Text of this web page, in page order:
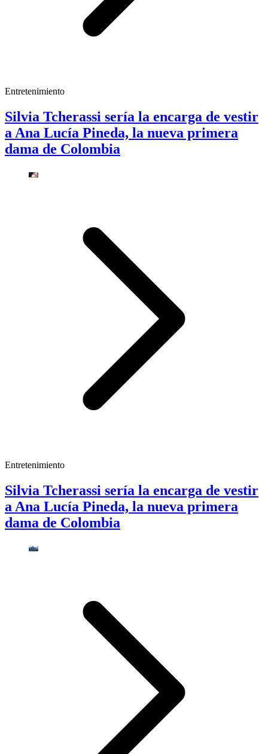
Entretenimiento
Silvia Tcherassi sería la encarga de vestir
a Ana Lucía Pineda, la nueva primera
dama de Colombia
Entretenimiento
Silvia Tcherassi sería la encarga de vestir
a Ana Lucía Pineda, la nueva primera
dama de Colombia